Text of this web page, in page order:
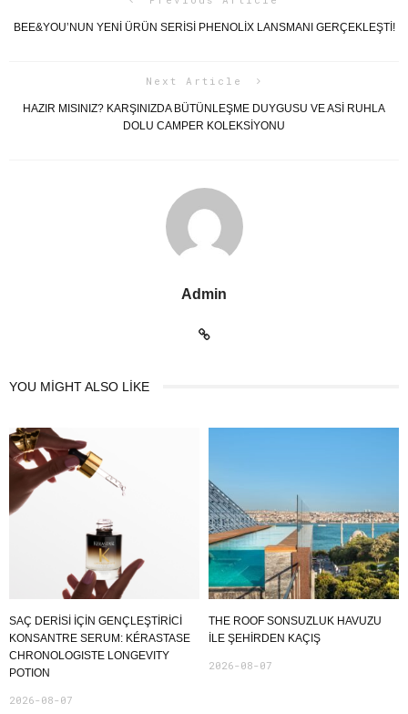
BEE&YOU’NUN YENİ ÜRÜN SERİSİ PHENOLİX LANSMANI GERÇEKLEŞTİ!
Next Article
HAZIR MISINIZ? KARŞINIZDA BÜTÜNLEŞME DUYGUSU VE ASI RUHLA
DOLU CAMPER KOLEKSIYONU
Admin
YOU MIGHT ALSO LIKE
SAÇ DERİSİ İÇİN GENÇLEŞTİRİCİ
KONSANTRE SERUM: KÉRASTASE
CHRONOLOGISTE LONGEVITY
POTION
2026-08-07
THE ROOF SONSUZLUK HAVUZU
ILE ŞEHIRDEN KAÇIŞ
2026-08-07